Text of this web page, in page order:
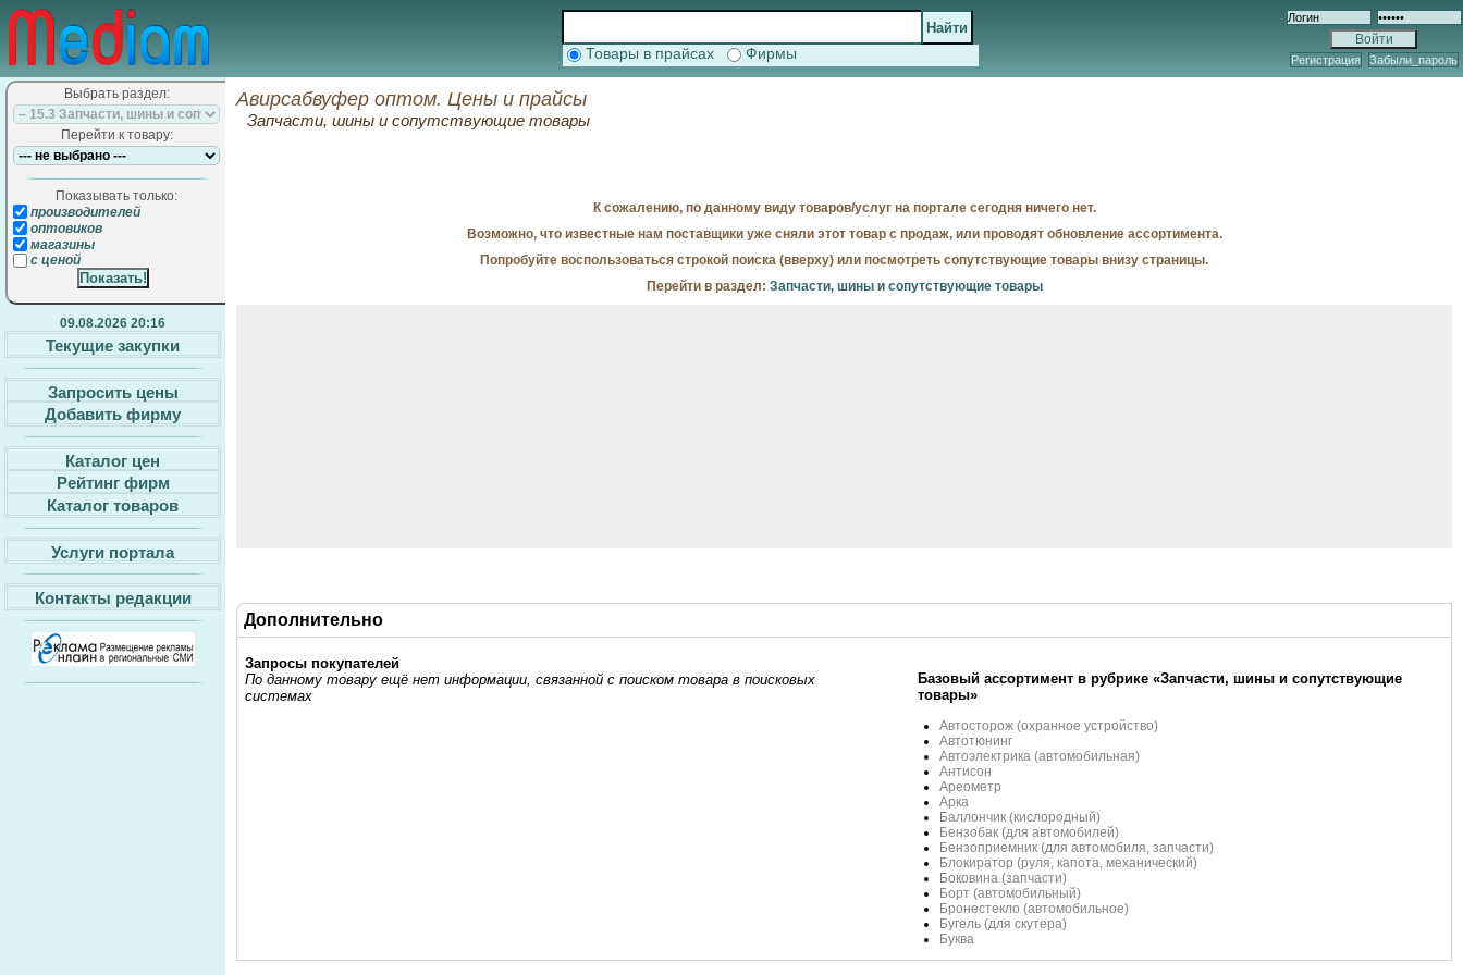
Товары в прайсах Фирмы Регистрация Забыли_пароль
Выбрать раздел:
Перейти к товару:
Показывать только:
производителей
оптовиков
магазины
с ценой
09.08.2026 20:16
Текущие закупки
Запросить цены
Добавить фирму
Каталог цен
Рейтинг фирм
Каталог товаров
Услуги портала
Контакты редакции
Авирсабвуфер оптом. Цены и прайсы
Запчасти, шины и сопутствующие товары
К сожалению, по данному виду товаров/услуг на портале сегодня ничего нет.
Возможно, что известные нам поставщики уже сняли этот товар с продаж, или проводят обновление ассортимента.
Попробуйте воспользоваться строкой поиска (вверху) или посмотреть сопутствующие товары внизу страницы.
Перейти в раздел: Запчасти, шины и сопутствующие товары
Дополнительно
Запросы покупателей
По данному товару ещё нет информации, связанной с поиском товара в поисковых
системах
Базовый ассортимент в рубрике «Запчасти, шины и сопутствующие
товары»
Автосторож (охранное устройство)
Автотюнинг
Автоэлектрика (автомобильная)
Антисон
Ареометр
Арка
Баллончик (кислородный)
Бензобак (для автомобилей)
Бензоприемник (для автомобиля, запчасти)
Блокиратор (руля, капота, механический)
Боковина (запчасти)
Борт (автомобильный)
Бронестекло (автомобильное)
Бугель (для скутера)
Буква